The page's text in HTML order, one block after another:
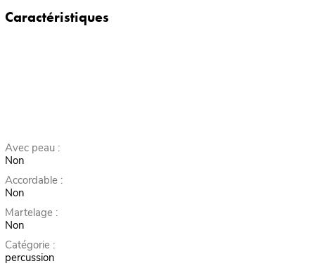
Caractéristiques
Avec peau :
Non
Accordable :
Non
Martelage :
Non
Catégorie :
percussion